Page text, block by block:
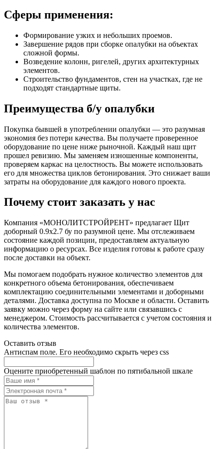
Сферы применения:
Формирование узких и небольших проемов.
Завершение рядов при сборке опалубки на объектах
сложной формы.
Возведение колонн, ригелей, других архитектурных
элементов.
Строительство фундаментов, стен на участках, где не
подходят стандартные щиты.
Преимущества б/у опалубки
Покупка бывшей в употреблении опалубки — это разумная
экономия без потери качества. Вы получаете проверенное
оборудование по цене ниже рыночной. Каждый наш щит
прошел ревизию. Мы заменяем изношенные компоненты,
проверяем каркас на целостность. Вы можете использовать
его для множества циклов бетонирования. Это снижает ваши
затраты на оборудование для каждого нового проекта.
Почему стоит заказать у нас
Компания «МОНОЛИТСТРОЙРЕНТ» предлагает Щит
доборный 0.9x2.7 бу по разумной цене. Мы отслеживаем
состояние каждой позиции, предоставляем актуальную
информацию о ресурсах. Все изделия готовы к работе сразу
после доставки на объект.
Мы помогаем подобрать нужное количество элементов для
конкретного объема бетонирования, обеспечиваем
комплектацию соединительными элементами и доборными
деталями. Доставка доступна по Москве и области. Оставить
заявку можно через форму на сайте или связавшись с
менеджером. Стоимость рассчитывается с учетом состояния и
количества элементов.
Оставить отзыв
Антиспам поле. Его необходимо скрыть через css
Оцените приобретенный шаблон по пятибальной шкале